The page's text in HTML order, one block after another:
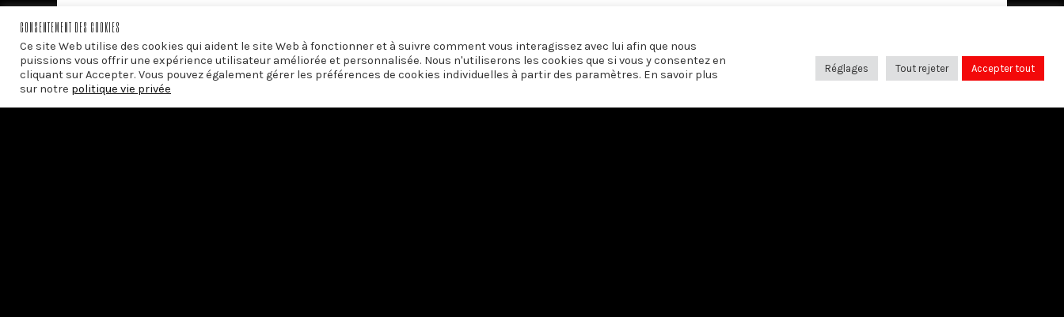
SUIVEZ-NOUS SUR:
CONSENTEMENT DES COOKIES
Ce site Web utilise des cookies qui aident le site Web à fonctionner et à suivre comment vous interagissez avec lui afin que nous
puissions vous offrir une expérience utilisateur améliorée et personnalisée. Nous n'utiliserons les cookies que si vous y consentez en
cliquant sur Accepter. Vous pouvez également gérer les préférences de cookies individuelles à partir des paramètres. En savoir plus
sur notre politique vie privée
Réglages Tout rejeter Accepter tout